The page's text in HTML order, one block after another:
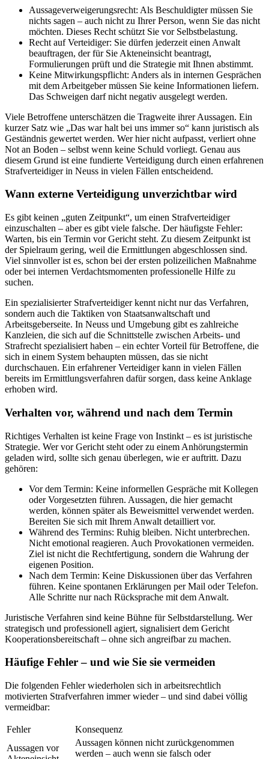
Aussageverweigerungsrecht: Als Beschuldigter müssen Sie
nichts sagen – auch nicht zu Ihrer Person, wenn Sie das nicht
möchten. Dieses Recht schützt Sie vor Selbstbelastung.
Recht auf Verteidiger: Sie dürfen jederzeit einen Anwalt
beauftragen, der für Sie Akteneinsicht beantragt,
Formulierungen prüft und die Strategie mit Ihnen abstimmt.
Keine Mitwirkungspflicht: Anders als in internen Gesprächen
mit dem Arbeitgeber müssen Sie keine Informationen liefern.
Das Schweigen darf nicht negativ ausgelegt werden.
Viele Betroffene unterschätzen die Tragweite ihrer Aussagen. Ein
kurzer Satz wie „Das war halt bei uns immer so“ kann juristisch als
Geständnis gewertet werden. Wer hier nicht aufpasst, verliert ohne
Not an Boden – selbst wenn keine Schuld vorliegt. Genau aus
diesem Grund ist eine fundierte Verteidigung durch einen erfahrenen
Strafverteidiger in Neuss in vielen Fällen entscheidend.
Wann externe Verteidigung unverzichtbar wird
Es gibt keinen „guten Zeitpunkt“, um einen Strafverteidiger
einzuschalten – aber es gibt viele falsche. Der häufigste Fehler:
Warten, bis ein Termin vor Gericht steht. Zu diesem Zeitpunkt ist
der Spielraum gering, weil die Ermittlungen abgeschlossen sind.
Viel sinnvoller ist es, schon bei der ersten polizeilichen Maßnahme
oder bei internen Verdachtsmomenten professionelle Hilfe zu
suchen.
Ein spezialisierter Strafverteidiger kennt nicht nur das Verfahren,
sondern auch die Taktiken von Staatsanwaltschaft und
Arbeitsgeberseite. In Neuss und Umgebung gibt es zahlreiche
Kanzleien, die sich auf die Schnittstelle zwischen Arbeits- und
Strafrecht spezialisiert haben – ein echter Vorteil für Betroffene, die
sich in einem System behaupten müssen, das sie nicht
durchschauen. Ein erfahrener Verteidiger kann in vielen Fällen
bereits im Ermittlungsverfahren dafür sorgen, dass keine Anklage
erhoben wird.
Verhalten vor, während und nach dem Termin
Richtiges Verhalten ist keine Frage von Instinkt – es ist juristische
Strategie. Wer vor Gericht steht oder zu einem Anhörungstermin
geladen wird, sollte sich genau überlegen, wie er auftritt. Dazu
gehören:
Vor dem Termin: Keine informellen Gespräche mit Kollegen
oder Vorgesetzten führen. Aussagen, die hier gemacht
werden, können später als Beweismittel verwendet werden.
Bereiten Sie sich mit Ihrem Anwalt detailliert vor.
Während des Termins: Ruhig bleiben. Nicht unterbrechen.
Nicht emotional reagieren. Auch Provokationen vermeiden.
Ziel ist nicht die Rechtfertigung, sondern die Wahrung der
eigenen Position.
Nach dem Termin: Keine Diskussionen über das Verfahren
führen. Keine spontanen Erklärungen per Mail oder Telefon.
Alle Schritte nur nach Rücksprache mit dem Anwalt.
Juristische Verfahren sind keine Bühne für Selbstdarstellung. Wer
strategisch und professionell agiert, signalisiert dem Gericht
Kooperationsbereitschaft – ohne sich angreifbar zu machen.
Häufige Fehler – und wie Sie sie vermeiden
Die folgenden Fehler wiederholen sich in arbeitsrechtlich
motivierten Strafverfahren immer wieder – und sind dabei völlig
vermeidbar:
Fehler
Konsequenz
Aussagen vor
Aussagen können nicht zurückgenommen
werden – auch wenn sie falsch oder